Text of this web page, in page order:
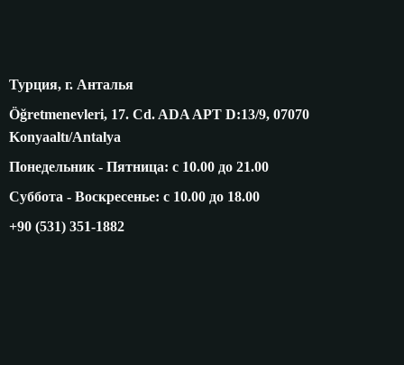
Турция, г. Анталья
Öğretmenevleri, 17. Cd. ADA APT D:13/9, 07070
Konyaaltı/Antalya
Понедельник - Пятница: с 10.00 до 21.00
Суббота - Воскресенье: с 10.00 до 18.00
+90 (531) 351-1882